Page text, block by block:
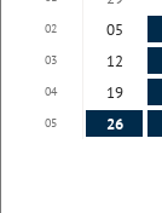
02 05
03 12
04 19
05 26